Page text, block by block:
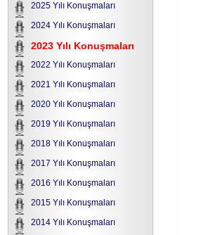
2025 Yılı Konuşmaları
2024 Yılı Konuşmaları
2023 Yılı Konuşmaları
2022 Yılı Konuşmaları
2021 Yılı Konuşmaları
2020 Yılı Konuşmaları
2019 Yılı Konuşmaları
2018 Yılı Konuşmaları
2017 Yılı Konuşmaları
2016 Yılı Konuşmaları
2015 Yılı Konuşmaları
2014 Yılı Konuşmaları